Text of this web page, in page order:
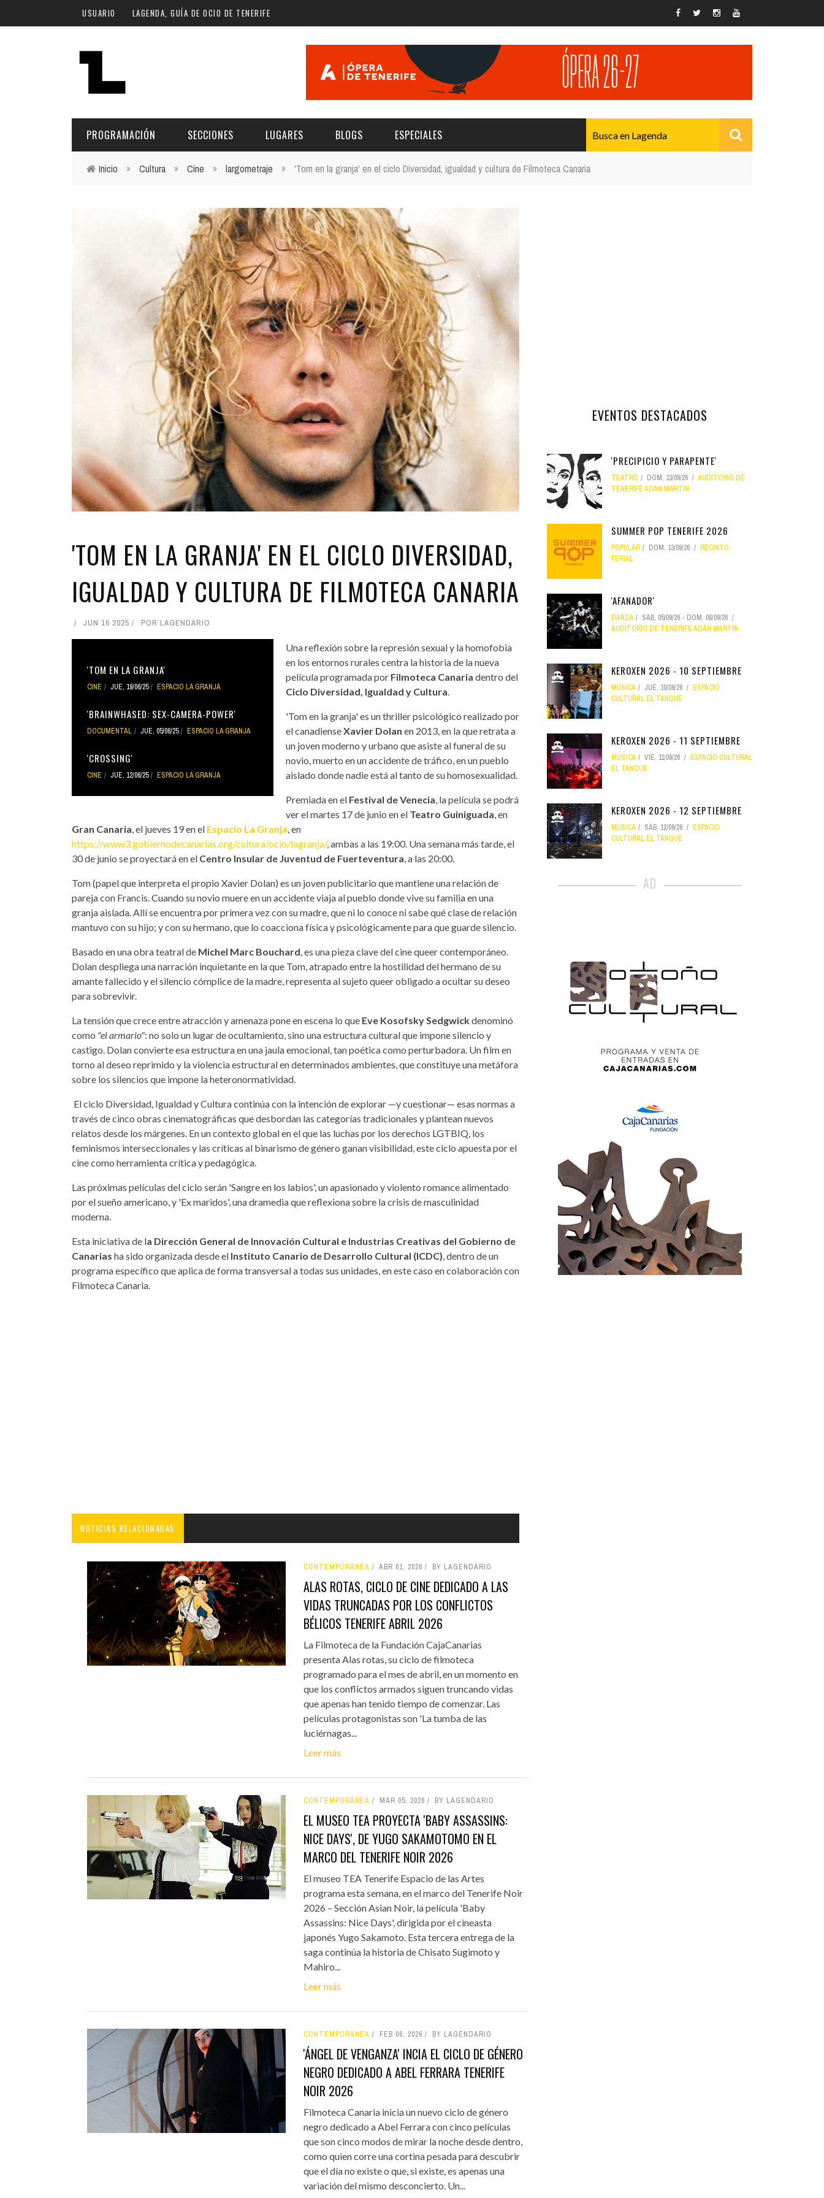
Pasar al contenido principal
USUARIO LAGENDA, GUÍA DE OCIO DE TENERIFE
PROGRAMACIÓN
Norte
Sur
Santa Cruz | La Laguna
Islas
Deporte y Naturaleza
Gastro
Infantil
Música
Escénicas
SECCIONES
ESCÉNICAS
CULTURA
GASTRONOMÍA
INFANTIL
LUGARES
SALAS Y AUDITORIOS
ESPACIOS CULTURALES
NOCHE
LOCALES CON ACTUACIONES
COMERCIO
GASTRO
FORMATIVO
BLOGS ESPECIALES
FESTIVAL TAGANANA 2026
TENERIFE PHE FESTIVAL 2026
XXVII VERANO DE CUENTO
Inicio » Cultura » Cine » largometraje » 'Tom en la granja' en el ciclo Diversidad, igualdad y cultura de Filmoteca Canaria
'TOM EN LA GRANJA' EN EL CICLO DIVERSIDAD,
IGUALDAD Y CULTURA DE FILMOTECA CANARIA
JUN 16 2025 POR LAGENDARIO
'TOM EN LA GRANJA'
CINE JUE, 19/06/25 ESPACIO LA GRANJA
'BRAINWHASED: SEX-CAMERA-POWER'
DOCUMENTAL JUE, 05/06/25 ESPACIO LA GRANJA
'CROSSING'
CINE JUE, 12/06/25 ESPACIO LA GRANJA
Una reflexión sobre la represión sexual y la homofobia
en los entornos rurales centra la historia de la nueva
película programada porFilmoteca Canaria dentro del
Ciclo Diversidad, Igualdad y Cultura
'Tom en la granja' es un thriller psicológico realizado por
el canadienseXavier Dolan en 2013, en la que retrata a
un joven moderno y urbano que asiste al funeral de su
novio, muerto en un accidente de tráfico, en un pueblo
aislado donde nadie está al tanto de su homosexualidad.
Premiada en elFestival de Venecia , la película se podrá
ver el martes 17 de junio en elTeatro Guiniguada , en
Gran Canaria , el jueves 19 en el Espacio La Granja , en
https://www3.gobiernodecanarias.org/cultura/ocio/lagranja/, ambas a las 19:00. Una semana más tarde, el
30 de junio se proyectará en el Centro Insular de Juventud de Fuerteventura , a las 20:00.
Tom (papel que interpreta el propio Xavier Dolan) es un joven publicitario que mantiene una relación de
pareja con Francis. Cuando su novio muere en un accidente viaja al pueblo donde vive su familia en una
granja aislada. Allí se encuentra por primera vez con su madre, que ni lo conoce ni sabe qué clase de relación
mantuvo con su hijo; y con su hermano, que lo coacciona física y psicológicamente para que guarde silencio.
Basado en una obra teatral de Michel Marc Bouchard , es una pieza clave del cine queer contemporáneo.
Dolan despliega una narración inquietante en la que Tom, atrapado entre la hostilidad del hermano de su
amante fallecido y el silencio cómplice de la madre, representa al sujeto queer obligado a ocultar su deseo
para sobrevivir.
La tensión que crece entre atracción y amenaza pone en escena lo que Eve Kosofsky Sedgwickdenominó
como "el armario": no solo un lugar de ocultamiento, sino una estructura cultural que impone silencio y
castigo. Dolan convierte esa estructura en una jaula emocional, tan poética como perturbadora. Un film en
torno al deseo reprimido y la violencia estructural en determinados ambientes, que constituye una metáfora
sobre los silencios que impone la heteronormatividad.
El ciclo Diversidad, Igualdad y Cultura continúa con la intención de explorar —y cuestionar— esas normas a
través de cinco obras cinematográficas que desbordan las categorías tradicionales y plantean nuevos
relatos desde los márgenes. En un contexto global en el que las luchas por los derechos LGTBIQ, los
feminismos interseccionales y las críticas al binarismo de género ganan visibilidad, este ciclo apuesta por el
cine como herramienta crítica y pedagógica.
Las próximas películas del ciclo serán 'Sangre en los labios', un apasionado y violento romance alimentado
por el sueño americano, y 'Ex maridos', una dramedia que reflexiona sobre la crisis de masculinidad
moderna.
Esta iniciativa de la Dirección General de Innovación Cultural e Industrias Creativas del Gobierno de
Canarias ha sido organizada desde el Instituto Canario de Desarrollo Cultural (ICDC) , dentro de un
programa específico que aplica de forma transversal a todas sus unidades, en este caso en colaboración con
Filmoteca Canaria.
NOTICIAS RELACIONADAS
CONTEMPORÁNEA ABR 01, 2026 BY LAGENDARIO
ALAS ROTAS, CICLO DE CINE DEDICADO A LAS
VIDAS TRUNCADAS POR LOS CONFLICTOS
BÉLICOS TENERIFE ABRIL 2026
La Filmoteca de la Fundación CajaCanarias
presenta Alas rotas, su ciclo de filmoteca
programado para el mes de abril, en un momento en
que los conflictos armados siguen truncando vidas
que apenas han tenido tiempo de comenzar. Las
películas protagonistas son 'La tumba de las
luciérnagas...
Leer más
CONTEMPORÁNEA MAR 05, 2026 BY LAGENDARIO
EL MUSEO TEA PROYECTA 'BABY ASSASSINS:
NICE DAYS', DE YUGO SAKAMOTOMO EN EL
MARCO DEL TENERIFE NOIR 2026
El museo TEA Tenerife Espacio de las Artes
programa esta semana, en el marco del Tenerife Noir
2026 – Sección Asian Noir, la película 'Baby
Assassins: Nice Days', dirigida por el cineasta
japonés Yugo Sakamoto. Esta tercera entrega de la
saga continúa la historia de Chisato Sugimoto y
Mahiro...
Leer más
CONTEMPORÁNEA FEB 06, 2026 BY LAGENDARIO
'ÁNGEL DE VENGANZA' INCIA EL CICLO DE GÉNERO
NEGRO DEDICADO A ABEL FERRARA TENERIFE
NOIR 2026
Filmoteca Canaria inicia un nuevo ciclo de género
negro dedicado a Abel Ferrara con cinco películas
que son cinco modos de mirar la noche desde dentro,
como quien corre una cortina pesada para descubrir
que el día no existe o que, si existe, es apenas una
variación del mismo desconcierto. Un...
EVENTOS DESTACADOS
'PRECIPICIO Y PARAPENTE'
TEATRO DOM, 13/09/26
AUDITORIO DE
TENERIFE ADÁN MARTÍN
SUMMER POP TENERIFE 2026
POPULAR DOM, 13/09/26
RECINTO
FERIAL
'AFANADOR'
DANZA SÁB, 05/09/26 - DOM, 06/09/26
AUDITORIO DE TENERIFE ADÁN MARTÍN
KEROXEN 2026 - 10 SEPTIEMBRE
MÚSICA JUE, 10/09/26
ESPACIO
CULTURAL EL TANQUE
KEROXEN 2026 - 11 SEPTIEMBRE
MÚSICA VIE, 11/09/26
ESPACIO CULTURAL
EL TANQUE
KEROXEN 2026 - 12 SEPTIEMBRE
MÚSICA SÁB, 12/09/26
ESPACIO
CULTURAL EL TANQUE
AD